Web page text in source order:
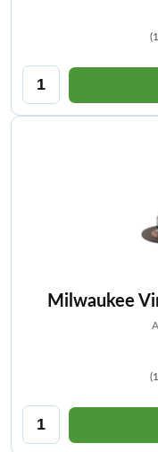
Milwaukee